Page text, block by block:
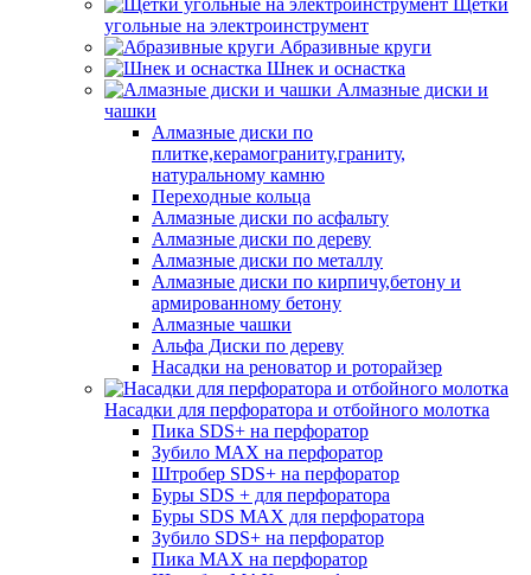
Щетки
угольные на электроинструмент
Абразивные круги
Шнек и оснастка
Алмазные диски и
чашки
Алмазные диски по
плитке,керамограниту,граниту,
натуральному камню
Переходные кольца
Алмазные диски по асфальту
Алмазные диски по дереву
Алмазные диски по металлу
Алмазные диски по кирпичу,бетону и
армированному бетону
Алмазные чашки
Альфа Диски по дереву
Насадки на реноватор и роторайзер
Насадки для перфоратора и отбойного молотка
Пика SDS+ на перфоратор
Зубило MAX на перфоратор
Штробер SDS+ на перфоратор
Буры SDS + для перфоратора
Буры SDS MAX для перфоратора
Зубило SDS+ на перфоратор
Пика MAX на перфоратор